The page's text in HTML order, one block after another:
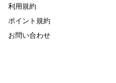
利用規約
ポイント規約
お問い合わせ